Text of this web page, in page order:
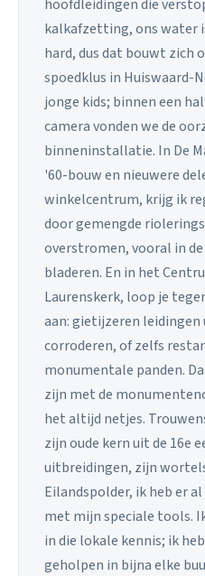
hoofdleidingen die
kalkafzetting, ons water
hard, dus dat bouwt zich
spoedklus in Huiswaard-
jonge kids; binnen een
camera vonden we de
binneninstallatie. In De
'60-bouw en nieuwere
winkelcentrum, krijg ik
door gemengde
overstromen, vooral in
bladeren. En in het
Laurenskerk, loop je
aan: gietijzeren leidingen
corroderen, of zelfs
monumentale panden.
zijn met de
het altijd netjes.
zijn oude kern uit de 16e
uitbreidingen, zijn
Eilandspolder, ik heb er
met mijn speciale tools.
in die lokale kennis; ik
geholpen in bijna elke